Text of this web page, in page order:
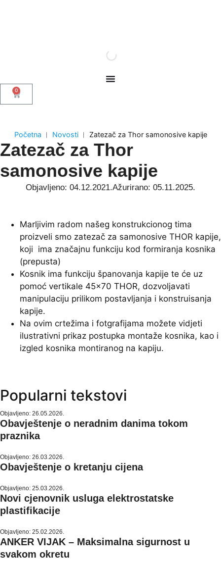
0
Početna ︱ Novosti︱ Zatezač za Thor samonosive kapije
Zatezač za Thor
samonosive kapije
Objavljeno: 04.12.2021.Ažurirano: 05.11.2025.
Marljivim radom našeg konstrukcionog tima
proizveli smo zatezač za samonosive THOR kapije,
koji ima značajnu funkciju kod formiranja kosnika
(prepusta)
Kosnik ima funkciju španovanja kapije te će uz
pomoć vertikale 45×70 THOR, dozvoljavati
manipulaciju prilikom postavljanja i konstruisanja
kapije.
Na ovim crtežima i fotgrafijama možete vidjeti
ilustrativni prikaz postupka montaže kosnika, kao i
izgled kosnika montiranog na kapiju.
Popularni tekstovi
Objavljeno: 26.05.2026.
Obavještenje o neradnim danima tokom
praznika
Objavljeno: 26.03.2026.
Obavještenje o kretanju cijena
Objavljeno: 25.03.2026.
Novi cjenovnik usluga elektrostatske
plastifikacije
Objavljeno: 25.02.2026.
ANKER VIJAK – Maksimalna sigurnost u
svakom okretu